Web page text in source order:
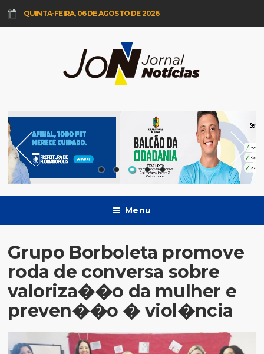
QUINTA-FEIRA, 06 DE AGOSTO DE 2026
Menu
Grupo Borboleta promove
roda de conversa sobre
valoriza��o da mulher e
preven��o � viol�ncia